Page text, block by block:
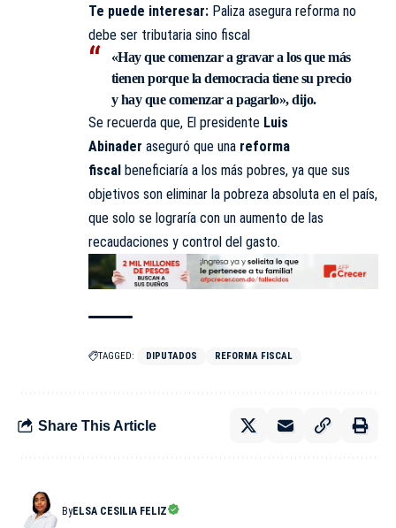
Te puede interesar: Paliza asegura reforma no
debe ser tributaria sino fiscal
«Hay que comenzar a gravar a los que más
tienen porque la democracia tiene su precio
y hay que comenzar a pagarlo», dijo.
Se recuerda que, El presidente Luis
Abinader aseguró que una reforma
fiscal beneficiaría a los más pobres, ya que sus
objetivos son eliminar la pobreza absoluta en el país,
que solo se lograría con un aumento de las
recaudaciones y control del gasto.
TAGGED: DIPUTADOS REFORMA FISCAL
Share This Article
ByELSA CESILIA FELIZ